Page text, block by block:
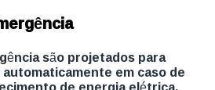
são projetados para
em caso de